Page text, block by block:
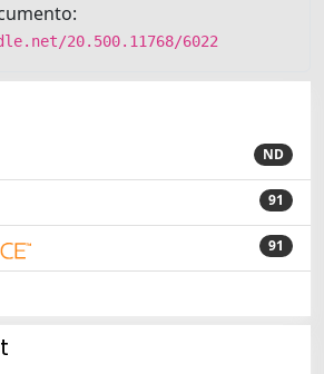
20.500.11768/6022
ND
91
91